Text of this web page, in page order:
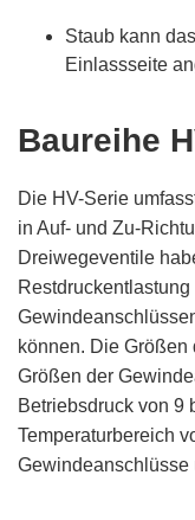
Staub kann
Einlassseite
Baureihe
Die HV-Serie
in Auf- und Zu-
Dreiwegeventile
können. Die
Größen der
Betriebsdruck von 9
Temperaturbereich
Gewindeanschlüsse